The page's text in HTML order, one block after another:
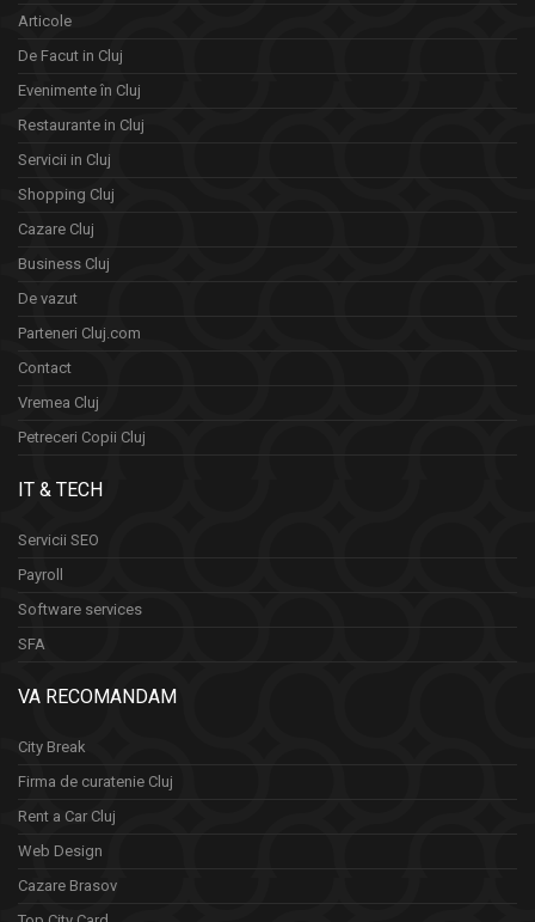
Articole
De Facut in Cluj
Evenimente în Cluj
Restaurante in Cluj
Servicii in Cluj
Shopping Cluj
Cazare Cluj
Business Cluj
De vazut
Parteneri Cluj.com
Contact
Vremea Cluj
Petreceri Copii Cluj
IT & TECH
Servicii SEO
Payroll
Software services
SFA
VA RECOMANDAM
City Break
Firma de curatenie Cluj
Rent a Car Cluj
Web Design
Cazare Brasov